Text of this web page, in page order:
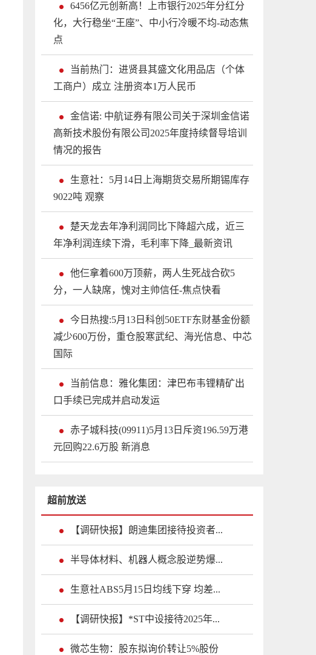
6456亿元创新高！上市银行2025年分红分
化，大行稳坐“王座”、中小行冷暖不均-动态焦
点
当前热门：进贤县其盛文化用品店（个体
工商户）成立 注册资本1万人民币
金信诺: 中航证券有限公司关于深圳金信诺
高新技术股份有限公司2025年度持续督导培训
情况的报告
生意社：5月14日上海期货交易所期锡库存
9022吨 观察
楚天龙去年净利润同比下降超六成，近三
年净利润连续下滑，毛利率下降_最新资讯
他仨拿着600万顶薪，两人生死战合砍5
分，一人缺席，愧对主帅信任-焦点快看
今日热搜:5月13日科创50ETF东财基金份额
减少600万份，重仓股寒武纪、海光信息、中芯
国际
当前信息：雅化集团：津巴布韦锂精矿出
口手续已完成并启动发运
赤子城科技(09911)5月13日斥资196.59万港
元回购22.6万股 新消息
超前放送
【调研快报】朗迪集团接待投资者...
半导体材料、机器人概念股逆势爆...
生意社ABS5月15日均线下穿 均差...
【调研快报】*ST中设接待2025年...
微芯生物：股东拟询价转让5%股份